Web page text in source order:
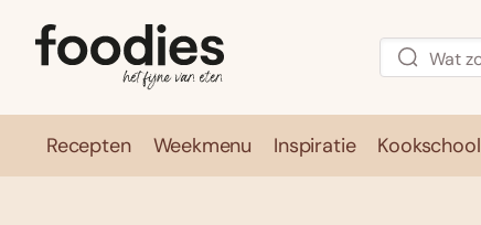
Recepten Weekmenu Inspiratie Kookschool